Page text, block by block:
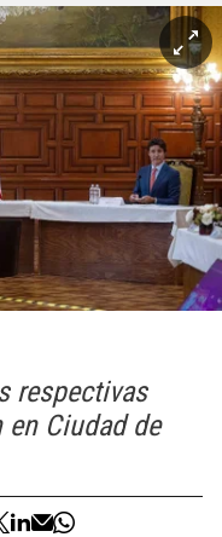
respectivas
Ciudad de